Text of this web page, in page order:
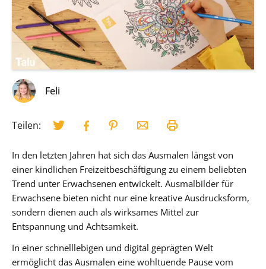
Feli
Teilen:
In den letzten Jahren hat sich das Ausmalen längst von
einer kindlichen Freizeitbeschäftigung zu einem beliebten
Trend unter Erwachsenen entwickelt. Ausmalbilder für
Erwachsene bieten nicht nur eine kreative Ausdrucksform,
sondern dienen auch als wirksames Mittel zur
Entspannung und Achtsamkeit.
In einer schnelllebigen und digital geprägten Welt
ermöglicht das Ausmalen eine wohltuende Pause vom